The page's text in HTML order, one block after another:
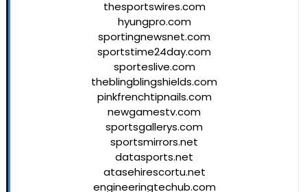
thesportswires.com
hyungpro.com
sportingnewsnet.com
sportstime24day.com
sporteslive.com
theblingblingshields.com
pinkfrenchtipnails.com
newgamestv.com
sportsgallerys.com
sportsmirrors.net
datasports.net
atasehirescortu.net
engineeringtechub.com